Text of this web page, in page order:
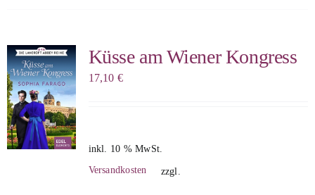
Küsse am Wiener Kongress
17,10 €
inkl. 10 % MwSt.
zzgl.
Versandkosten